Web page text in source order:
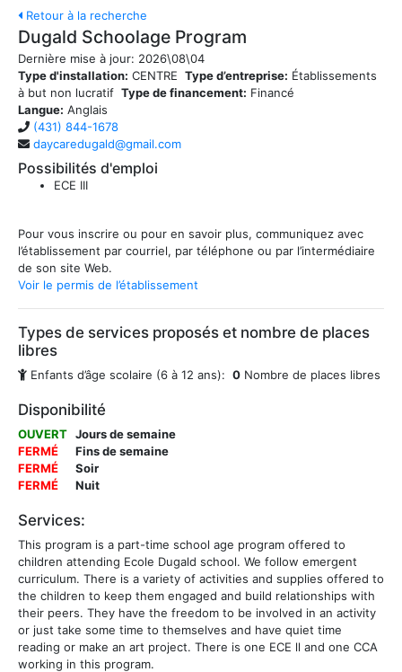
Retour à la recherche
Dugald Schoolage Program
Dernière mise à jour: 2026\08\04
Type d'installation: CENTRE Type d’entreprise: Établissements
à but non lucratif Type de financement: Financé
Langue: Anglais
(431) 844-1678
daycaredugald@gmail.com
Possibilités d'emploi
ECE III
Pour vous inscrire ou pour en savoir plus, communiquez avec
l’établissement par courriel, par téléphone ou par l’intermédiaire
de son site Web.
Voir le permis de l’établissement
Types de services proposés et nombre de places
libres
Enfants d’âge scolaire (6 à 12 ans): 0 Nombre de places libres
Disponibilité
OUVERT Jours de semaine
FERMÉ
Fins de semaine
FERMÉ
Soir
FERMÉ
Nuit
Services:
This program is a part-time school age program offered to
children attending Ecole Dugald school. We follow emergent
curriculum. There is a variety of activities and supplies offered to
the children to keep them engaged and build relationships with
their peers. They have the freedom to be involved in an activity
or just take some time to themselves and have quiet time
reading or make an art project. There is one ECE ll and one CCA
working in this program.